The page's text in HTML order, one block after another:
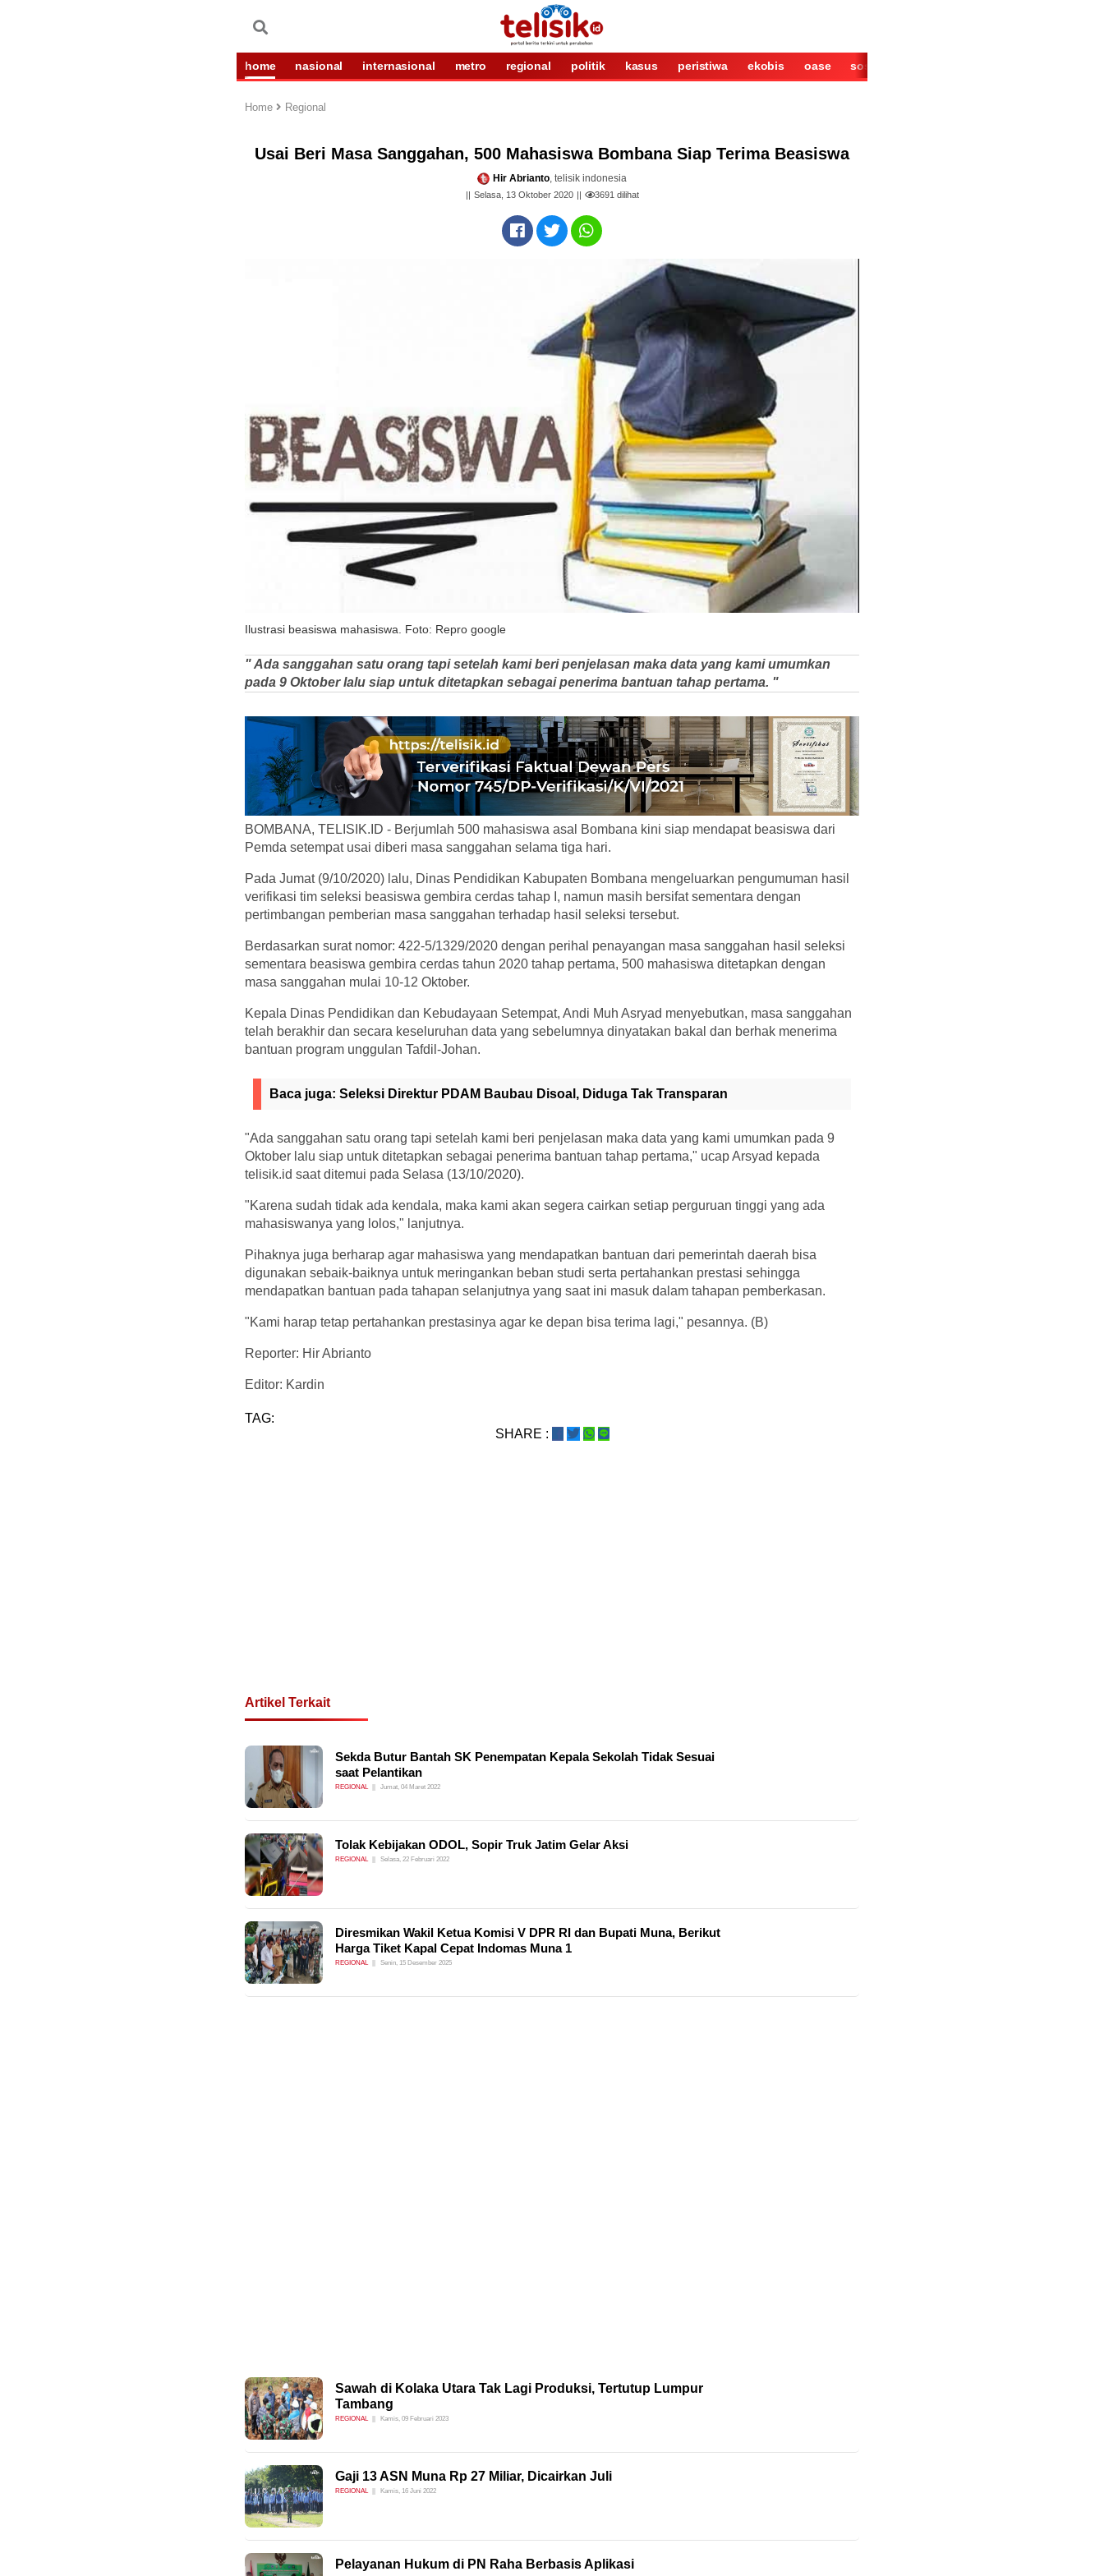
home nasional internasional metro regional politik kasus peristiwa ekobis oase sosok
Home Regional
Usai Beri Masa Sanggahan, 500 Mahasiswa Bombana Siap Terima Beasiswa
Hir Abrianto, telisik indonesia
Selasa, 13 Oktober 2020 3691 dilihat
Ilustrasi beasiswa mahasiswa. Foto: Repro google
" Ada sanggahan satu orang tapi setelah kami beri penjelasan maka data yang kami umumkan
pada 9 Oktober lalu siap untuk ditetapkan sebagai penerima bantuan tahap pertama. "
BOMBANA, TELISIK.ID - Berjumlah 500 mahasiswa asal Bombana kini siap mendapat beasiswa dari
Pemda setempat usai diberi masa sanggahan selama tiga hari.
Pada Jumat (9/10/2020) lalu, Dinas Pendidikan Kabupaten Bombana mengeluarkan pengumuman hasil
verifikasi tim seleksi beasiswa gembira cerdas tahap I, namun masih bersifat sementara dengan
pertimbangan pemberian masa sanggahan terhadap hasil seleksi tersebut.
Berdasarkan surat nomor: 422-5/1329/2020 dengan perihal penayangan masa sanggahan hasil seleksi
sementara beasiswa gembira cerdas tahun 2020 tahap pertama, 500 mahasiswa ditetapkan dengan
masa sanggahan mulai 10-12 Oktober.
Kepala Dinas Pendidikan dan Kebudayaan Setempat, Andi Muh Asryad menyebutkan, masa sanggahan
telah berakhir dan secara keseluruhan data yang sebelumnya dinyatakan bakal dan berhak menerima
bantuan program unggulan Tafdil-Johan.
Baca juga: Seleksi Direktur PDAM Baubau Disoal, Diduga Tak Transparan
"Ada sanggahan satu orang tapi setelah kami beri penjelasan maka data yang kami umumkan pada 9
Oktober lalu siap untuk ditetapkan sebagai penerima bantuan tahap pertama," ucap Arsyad kepada
telisik.id saat ditemui pada Selasa (13/10/2020).
"Karena sudah tidak ada kendala, maka kami akan segera cairkan setiap perguruan tinggi yang ada
mahasiswanya yang lolos," lanjutnya.
Pihaknya juga berharap agar mahasiswa yang mendapatkan bantuan dari pemerintah daerah bisa
digunakan sebaik-baiknya untuk meringankan beban studi serta pertahankan prestasi sehingga
mendapatkan bantuan pada tahapan selanjutnya yang saat ini masuk dalam tahapan pemberkasan.
"Kami harap tetap pertahankan prestasinya agar ke depan bisa terima lagi," pesannya. (B)
Reporter: Hir Abrianto
Editor: Kardin
TAG:
SHARE :
Artikel Terkait
Sekda Butur Bantah SK Penempatan Kepala Sekolah Tidak Sesuai
saat Pelantikan
REGIONAL Jumat, 04 Maret 2022
Tolak Kebijakan ODOL, Sopir Truk Jatim Gelar Aksi
REGIONAL Selasa, 22 Februari 2022
Diresmikan Wakil Ketua Komisi V DPR RI dan Bupati Muna, Berikut
Harga Tiket Kapal Cepat Indomas Muna 1
REGIONAL Senin, 15 Desember 2025
Sawah di Kolaka Utara Tak Lagi Produksi, Tertutup Lumpur
Tambang
REGIONAL Kamis, 09 Februari 2023
Gaji 13 ASN Muna Rp 27 Miliar, Dicairkan Juli
REGIONAL Kamis, 16 Juni 2022
Pelayanan Hukum di PN Raha Berbasis Aplikasi